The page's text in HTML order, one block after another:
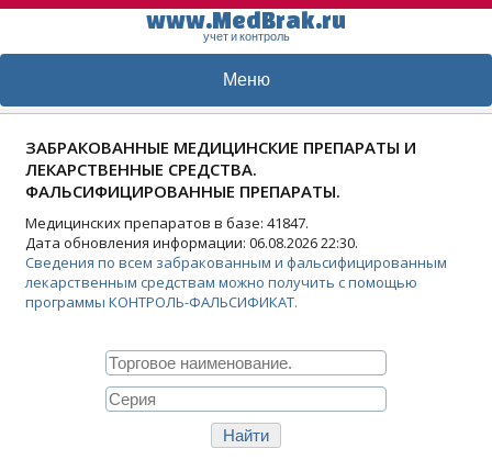
www.MedBrak.ru
учет и контроль
Меню
ЗАБРАКОВАННЫЕ МЕДИЦИНСКИЕ ПРЕПАРАТЫ И
ЛЕКАРСТВЕННЫЕ СРЕДСТВА.
ФАЛЬСИФИЦИРОВАННЫЕ ПРЕПАРАТЫ.
Медицинских препаратов в базе: 41847.
Дата обновления информации: 06.08.2026 22:30.
Сведения по всем забракованным и фальсифицированным
лекарственным средствам можно получить с помощью
программы КОНТРОЛЬ-ФАЛЬСИФИКАТ.